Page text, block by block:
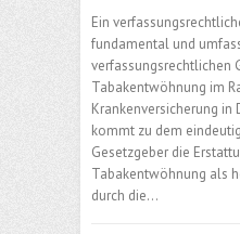
Ein
fundamental und
verfassungsrechtlichen
Tabakentwöhnung im
Krankenversicherung
kommt zu dem
Gesetzgeber die
Tabakentwöhnung als
durch die…